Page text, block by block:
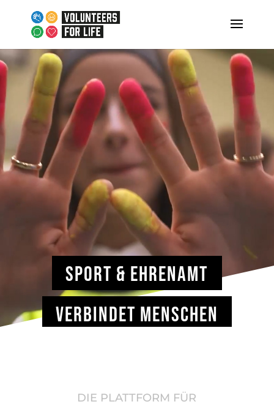
SPORT & EHRENAMT
VERBINDET MENSCHEN
DIE PLATTFORM FÜR